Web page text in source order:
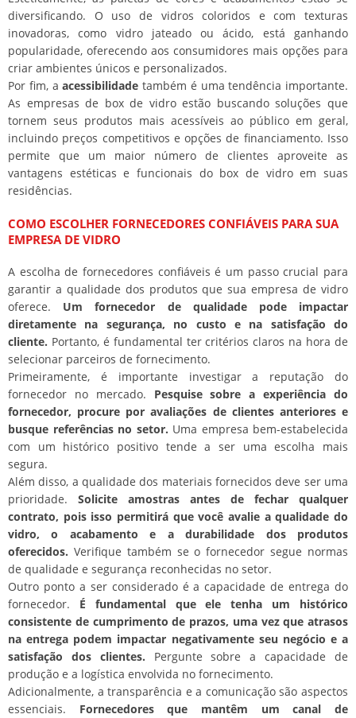
diversificando. O uso de vidros coloridos e com texturas
inovadoras, como vidro jateado ou ácido, está ganhando
popularidade, oferecendo aos consumidores mais opções para
criar ambientes únicos e personalizados.
Por fim, aacessibilidade também é uma tendência importante.
As empresas de box de vidro estão buscando soluções que
tornem seus produtos mais acessíveis ao público em geral,
incluindo preços competitivos e opções de financiamento. Isso
permite que um maior número de clientes aproveite as
vantagens estéticas e funcionais do box de vidro em suas
residências.
COMO ESCOLHER FORNECEDORES CONFIÁVEIS PARA SUA
EMPRESA DE VIDRO
A escolha de fornecedores confiáveis é um passo crucial para
garantir a qualidade dos produtos que sua empresa de vidro
oferece. Um fornecedor de qualidade pode impactar
diretamente na segurança, no custo e na satisfação do
cliente. Portanto, é fundamental ter critérios claros na hora de
selecionar parceiros de fornecimento.
Primeiramente, é importante investigar a reputação do
fornecedor no mercado. Pesquise sobre a experiência do
fornecedor, procure por avaliações de clientes anteriores e
busque referências no setor. Uma empresa bem-estabelecida
com um histórico positivo tende a ser uma escolha mais
segura.
Além disso, a qualidade dos materiais fornecidos deve ser uma
prioridade. Solicite amostras antes de fechar qualquer
contrato, pois isso permitirá que você avalie a qualidade do
vidro, o acabamento e a durabilidade dos produtos
oferecidos. Verifique também se o fornecedor segue normas
de qualidade e segurança reconhecidas no setor.
Outro ponto a ser considerado é a capacidade de entrega do
fornecedor. É fundamental que ele tenha um histórico
consistente de cumprimento de prazos, uma vez que atrasos
na entrega podem impactar negativamente seu negócio e a
satisfação dos clientes. Pergunte sobre a capacidade de
produção e a logística envolvida no fornecimento.
Adicionalmente, a transparência e a comunicação são aspectos
essenciais. Fornecedores que mantêm um canal de